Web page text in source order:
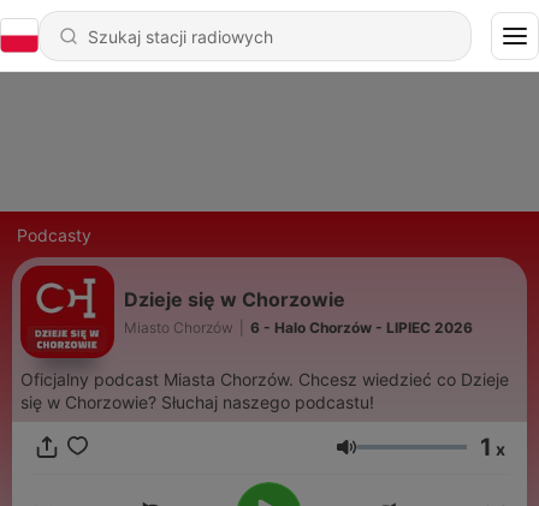
Podcasty
Dzieje się w Chorzowie
Miasto Chorzów 6 - Halo Chorzów - LIPIEC 2026
Oficjalny podcast Miasta Chorzów. Chcesz wiedzieć co Dzieje
się w Chorzowie? Słuchaj naszego podcastu!
Głośność 1 x